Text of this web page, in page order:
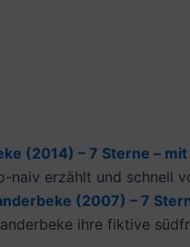
(2014) – 7 Sterne –
erzählt und schnell
(2007) – 7
ihre fiktive